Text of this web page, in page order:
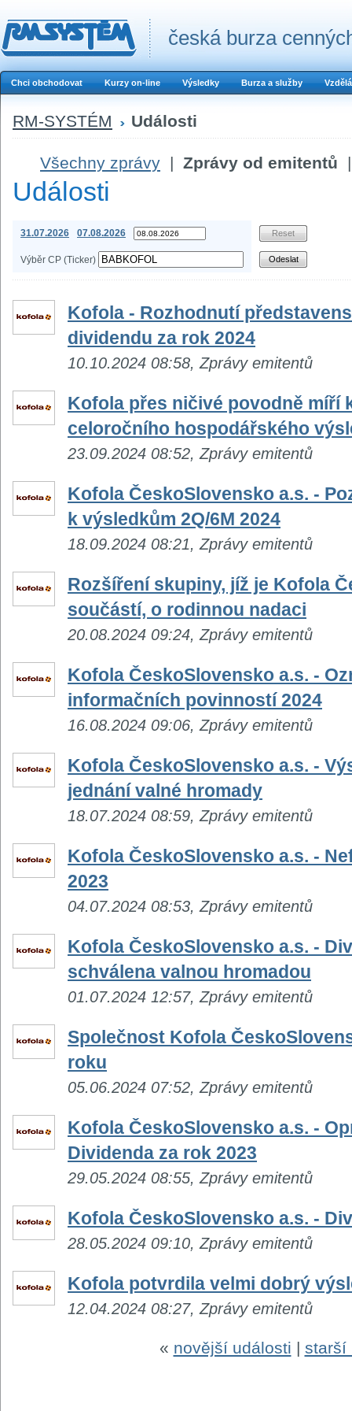
česká burza
Chci obchodovat Kurzy on-line Výsledky Burza a služby
RM-SYSTÉM Události
Všechny zprávy | Zprávy od emitentů |
Události
31.07.2026 07.08.2026
Výběr CP (Ticker)
Kofola - Rozhodnutí
dividendu za rok 2024
10.10.2024 08:58, Zprávy emitentů
Kofola přes ničivé povodně míří
celoročního hospodářského
23.09.2024 08:52, Zprávy emitentů
Kofola ČeskoSlovensko a.s. -
k výsledkům 2Q/6M 2024
18.09.2024 08:21, Zprávy emitentů
Rozšíření skupiny, jíž je Kofola
součástí, o rodinnou nadaci
20.08.2024 09:24, Zprávy emitentů
Kofola ČeskoSlovensko a.s. -
informačních povinností 2024
16.08.2024 09:06, Zprávy emitentů
Kofola ČeskoSlovensko a.s. -
jednání valné hromady
18.07.2024 08:59, Zprávy emitentů
Kofola ČeskoSlovensko a.s. -
2023
04.07.2024 08:53, Zprávy emitentů
Kofola ČeskoSlovensko a.s. -
schválena valnou hromadou
01.07.2024 12:57, Zprávy emitentů
Společnost Kofola
roku
05.06.2024 07:52, Zprávy emitentů
Kofola ČeskoSlovensko a.s. -
Dividenda za rok 2023
29.05.2024 08:55, Zprávy emitentů
Kofola ČeskoSlovensko a.s. -
28.05.2024 09:10, Zprávy emitentů
Kofola potvrdila velmi dobrý
12.04.2024 08:27, Zprávy emitentů
« novější události | starší